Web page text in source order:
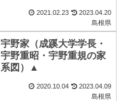
2021.02.23
2023.04.20
島根県
宇野家（成蹊大学学長・
宇野重昭・宇野重規の家
系図）▲
2020.10.04
2023.04.09
島根県